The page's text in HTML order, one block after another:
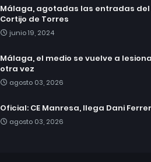
Málaga, agotadas las entradas del
Cortijo de Torres
junio 19, 2024
Málaga, el medio se vuelve a
otra vez
agosto 03, 2026
Oficial: CE Manresa, llega Dani Ferrer
agosto 03, 2026